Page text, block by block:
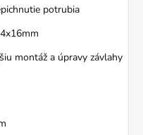
potrubia
montáž a úpravy závlahy